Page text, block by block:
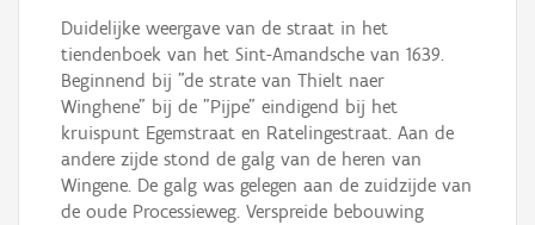
Duidelijke weergave van de straat in het
tiendenboek van het Sint-Amandsche van 1639.
Beginnend bij "de strate van Thielt naer
Winghene" bij de "Pijpe" eindigend bij het
kruispunt Egemstraat en Ratelingestraat. Aan de
andere zijde stond de galg van de heren van
Wingene. De galg was gelegen aan de zuidzijde van
de oude Processieweg. Verspreide bebouwing